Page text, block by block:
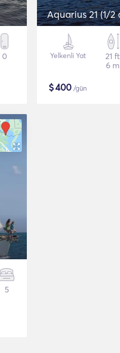
0
Aquarius 21 (1/
Yelkenli Yat
21 ft
6 m
$400 /gün
5